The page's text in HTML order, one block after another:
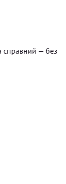
справний — без